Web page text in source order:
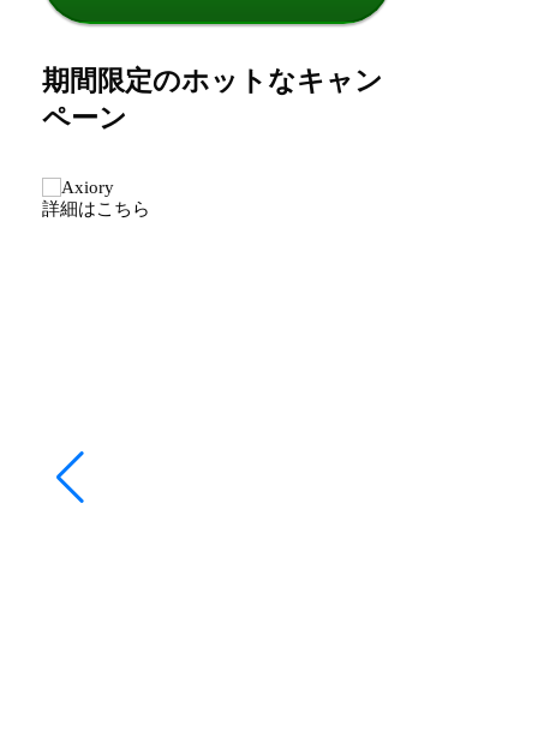
期間限定のホットなキャン
ペーン
詳細はこちら